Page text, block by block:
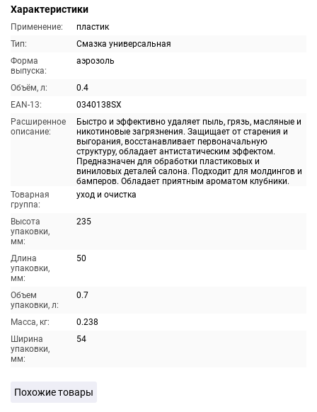
Характеристики
Применение:
пластик
Тип:
Смазка универсальная
Форма
выпуска:
аэрозоль
Объём, л:
0.4
EAN-13:
0340138SX
Расширенное
описание:
Быстро и эффективно удаляет пыль, грязь, масляные и
никотиновые загрязнения. Защищает от старения и
выгорания, восстанавливает первоначальную
структуру, обладает антистатическим эффектом.
Предназначен для обработки пластиковых и
виниловых деталей салона. Подходит для молдингов и
бамперов. Обладает приятным ароматом клубники.
Товарная
группа:
уход и очистка
Высота
упаковки,
мм:
235
Длина
упаковки,
мм:
50
Объем
упаковки, л:
0.7
Масса, кг:
0.238
Ширина
упаковки,
мм:
54
Похожие товары